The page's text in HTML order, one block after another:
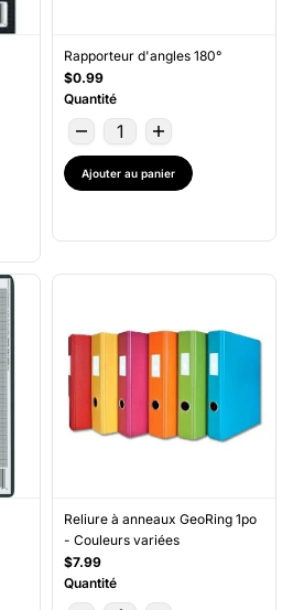
Rapporteur d'angles 180°
$0.99
Quantité
Ajouter au panier
Reliure à anneaux GeoRing 1po
- Couleurs variées
$7.99
Quantité